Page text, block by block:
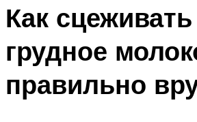
Как сцеживать
грудное
правильно